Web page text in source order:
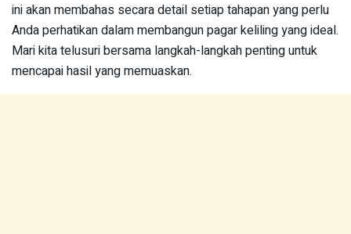
ini akan membahas secara detail setiap tahapan yang perlu
Anda perhatikan dalam membangun pagar keliling yang ideal.
Mari kita telusuri bersama langkah-langkah penting untuk
mencapai hasil yang memuaskan.